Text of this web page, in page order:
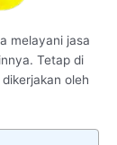
melayani jasa
Tetap di
oleh